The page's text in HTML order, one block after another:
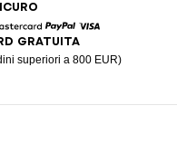
MastercardPaypal
GRATUITA
superiori a 800 EUR)